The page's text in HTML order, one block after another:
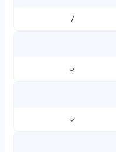
/
✓
✓